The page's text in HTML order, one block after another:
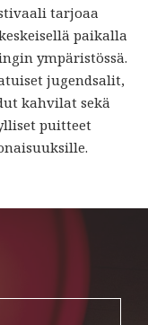
tarjoaa
paikalla
ympäristössä.
jugendsalit,
kahvilat sekä
puitteet